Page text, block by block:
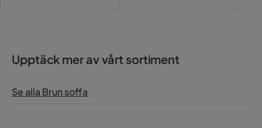
Upptäck mer av vårt sortiment
Se alla Brun soffa